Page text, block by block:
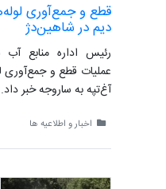
قطع و جمع‌آوری
دیم در شاهین‌دژ
رئیس اداره منابع
عملیات قطع و جمع‌آوری
آغ‌تپه به ساروجه خبر داد.
اخبار و اطلاعیه ها